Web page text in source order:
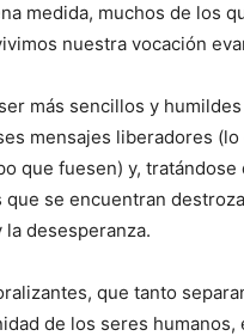
medida, muchos de los
nuestra vocación
más sencillos y
mensajes liberadores
que fuesen) y,
se encuentran
desesperanza.
que tanto
de los seres